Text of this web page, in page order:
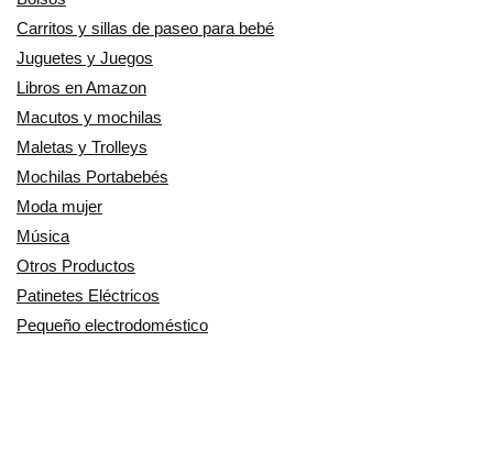
Carritos y sillas de paseo para bebé
Juguetes y Juegos
Libros en Amazon
Macutos y mochilas
Maletas y Trolleys
Mochilas Portabebés
Moda mujer
Música
Otros Productos
Patinetes Eléctricos
Pequeño electrodoméstico